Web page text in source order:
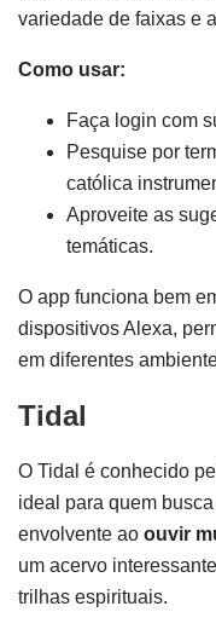
variedade de faixas e
Como usar:
Faça login com
Pesquise por
católica
Aproveite as
temáticas.
O app funciona bem
dispositivos Alexa,
em diferentes
Tidal
O Tidal é conhecido
ideal para quem
envolvente ao ouvir
um acervo
trilhas espirituais.